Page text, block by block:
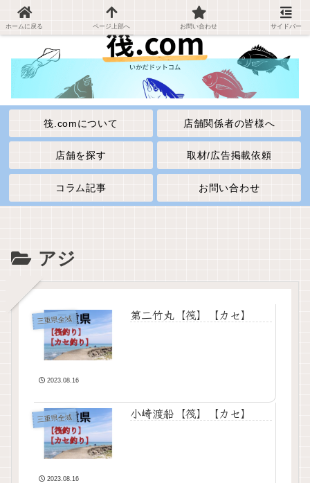
筏.comについて 店舗関係者の皆様へ
店舗を探す 取材/広告掲載依頼
コラム記事 お問い合わせ
アジ
三重県全域 第二竹丸【筏】【カセ】
2023.08.16
三重県全域 小崎渡船【筏】【カセ】
2023.08.16
ホームに戻る ページ上部へ お問い合わせ サイドバー